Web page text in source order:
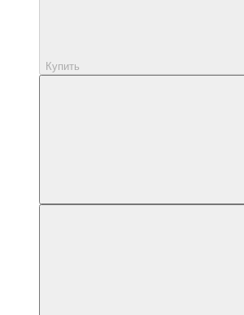
Купить